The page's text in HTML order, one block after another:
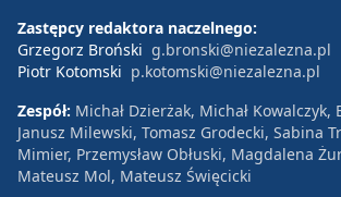
Zastępcy redaktora naczelnego:
Grzegorz Broński g.bronski@niezalezna.pl
Piotr Kotomski p.kotomski@niezalezna.pl
Zespół: Michał Dzierżak, Michał Kowalczyk,
Janusz Milewski, Tomasz Grodecki, Sabina
Mimier, Przemysław Obłuski, Magdalena
Mateusz Mol, Mateusz Święcicki